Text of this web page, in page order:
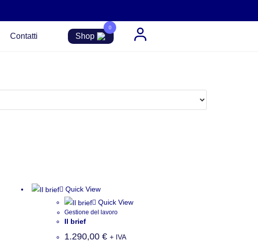
0
Contatti Shop
Quick View
Quick View
Gestione del lavoro
Il brief
1.290,00 € + IVA